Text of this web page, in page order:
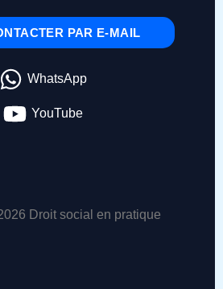
PAR E-MAIL
WhatsApp
YouTube
Droit social en pratique